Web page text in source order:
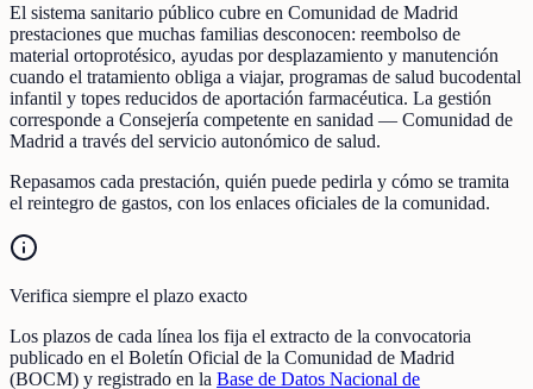
El sistema sanitario público cubre en Comunidad de Madrid
prestaciones que muchas familias desconocen: reembolso de
material ortoprotésico, ayudas por desplazamiento y manutención
cuando el tratamiento obliga a viajar, programas de salud bucodental
infantil y topes reducidos de aportación farmacéutica. La gestión
corresponde a Consejería competente en sanidad — Comunidad de
Madrid a través del servicio autonómico de salud.
Repasamos cada prestación, quién puede pedirla y cómo se tramita
el reintegro de gastos, con los enlaces oficiales de la comunidad.
Verifica siempre el plazo exacto
Los plazos de cada línea los fija el extracto de la convocatoria
publicado en el Boletín Oficial de la Comunidad de Madrid
(BOCM) y registrado en la Base de Datos Nacional de